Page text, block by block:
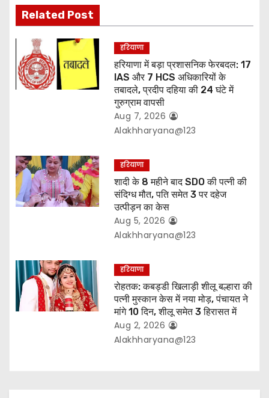
t
o
n
Related Post
हरियाणा
हरियाणा में बड़ा प्रशासनिक फेरबदल: 17
IAS और 7 HCS अधिकारियों के
तबादले, प्रदीप दहिया की 24 घंटे में
गुरुग्राम वापसी
Aug 7, 2026
Alakhharyana@123
हरियाणा
शादी के 8 महीने बाद SDO की पत्नी की
संदिग्ध मौत, पति समेत 3 पर दहेज
उत्पीड़न का केस
Aug 5, 2026
Alakhharyana@123
हरियाणा
रोहतक: कबड्डी खिलाड़ी शीलू बल्हारा की
पत्नी मुस्कान केस में नया मोड़, पंचायत ने
मांगे 10 दिन, शीलू समेत 3 हिरासत में
Aug 2, 2026
Alakhharyana@123